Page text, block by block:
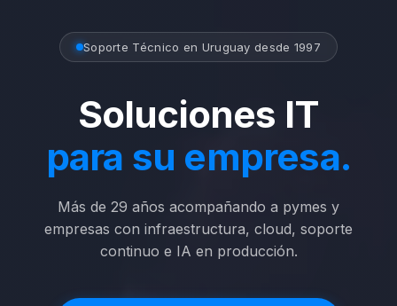
Soporte Técnico en Uruguay desde 1997
Soluciones IT
para su empresa.
Más de 29 años acompañando a pymes y
empresas con infraestructura, cloud, soporte
continuo e IA en producción.